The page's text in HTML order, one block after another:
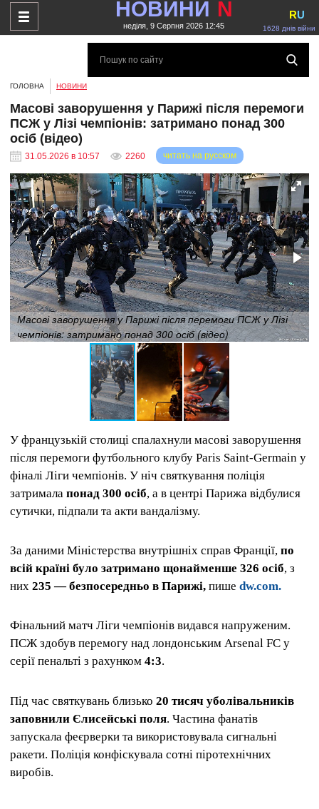
НОВИНИ N
неділя, 9 Серпня 2026 12:45 1628 днів війни
RU
ГОЛОВНА НОВИНИ
Масові заворушення у Парижі після перемоги
ПСЖ у Лізі чемпіонів: затримано понад 300
осіб (відео)
31.05.2026 в 10:57 2260 читать на русском
Масові заворушення у Парижі після перемоги ПСЖ у Лізі
чемпіонів: затримано понад 300 осіб (відео)
У французькій столиці спалахнули масові заворушення
після перемоги футбольного клубу Paris Saint-Germain у
фіналі Ліги чемпіонів. У ніч святкування поліція
затримала понад 300 осіб, а в центрі Парижа відбулися
сутички, підпали та акти вандалізму.
За даними Міністерства внутрішніх справ Франції, по
всій країні було затримано щонайменше 326 осіб, з
них 235 — безпосередньо в Парижі, пише dw.com.
Фінальний матч Ліги чемпіонів видався напруженим.
ПСЖ здобув перемогу над лондонським Arsenal FC у
серії пенальті з рахунком 4:3.
Під час святкувань близько 20 тисяч уболівальників
заповнили Єлисейські поля. Частина фанатів
запускала феєрверки та використовувала сигнальні
ракети. Поліція конфіскувала сотні піротехнічних
виробів.